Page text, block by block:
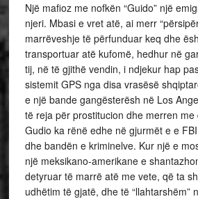
Një mafioz me nofkën “Guido” një
njeri. Mbasi e vret atë, ai merr
marrëveshje të përfunduar keq dhe
transportuar atë kufomë, hedhur në
tij, në të gjithë vendin, i ndjekur hap
sistemit GPS nga disa vrasësë
e një bande gangësterësh në Los
të reja për prostitucion dhe merren me
Gudio ka rënë edhe në gjurmët e e
dhe bandën e kriminelve. Kur një e
një meksikano-amerikane e
detyruar të marrë atë me vete, që ta
udhëtim të gjatë, dhe të “llahtarshëm”